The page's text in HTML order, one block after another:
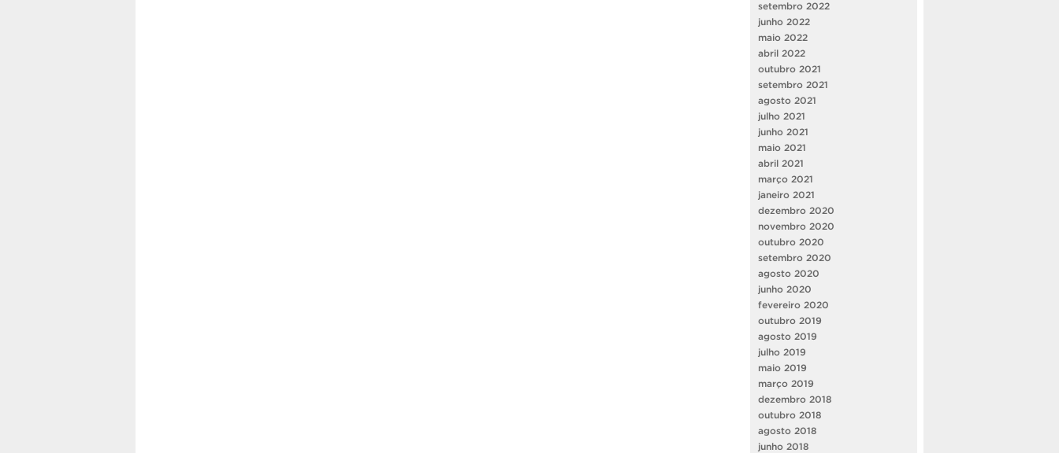
setembro 2022
junho 2022
maio 2022
abril 2022
outubro 2021
setembro 2021
agosto 2021
julho 2021
junho 2021
maio 2021
abril 2021
março 2021
janeiro 2021
dezembro 2020
novembro 2020
outubro 2020
setembro 2020
agosto 2020
junho 2020
fevereiro 2020
outubro 2019
agosto 2019
julho 2019
maio 2019
março 2019
dezembro 2018
outubro 2018
agosto 2018
junho 2018